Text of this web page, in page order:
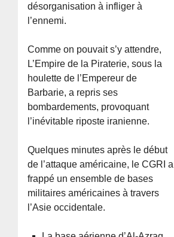
désorganisation à infliger à
l’ennemi.
Comme on pouvait s’y attendre,
L’Empire de la Piraterie, sous la
houlette de l’Empereur de
Barbarie, a repris ses
bombardements, provoquant
l’inévitable riposte iranienne.
Quelques minutes après le début
de l’attaque américaine, le CGRI a
frappé un ensemble de bases
militaires américaines à travers
l’Asie occidentale.